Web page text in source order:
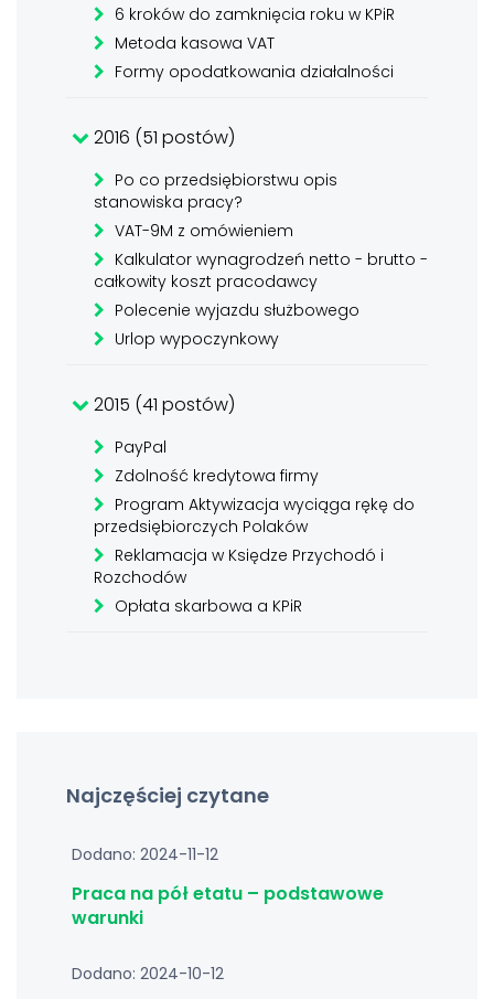
6 kroków do zamknięcia roku w KPiR
Metoda kasowa VAT
Formy opodatkowania działalności
2016 (51 postów)
Po co przedsiębiorstwu opis
stanowiska pracy?
VAT-9M z omówieniem
Kalkulator wynagrodzeń netto - brutto -
całkowity koszt pracodawcy
Polecenie wyjazdu służbowego
Urlop wypoczynkowy
2015 (41 postów)
PayPal
Zdolność kredytowa firmy
Program Aktywizacja wyciąga rękę do
przedsiębiorczych Polaków
Reklamacja w Księdze Przychodó i
Rozchodów
Opłata skarbowa a KPiR
Najczęściej czytane
Dodano: 2024-11-12
Praca na pół etatu – podstawowe
warunki
Dodano: 2024-10-12